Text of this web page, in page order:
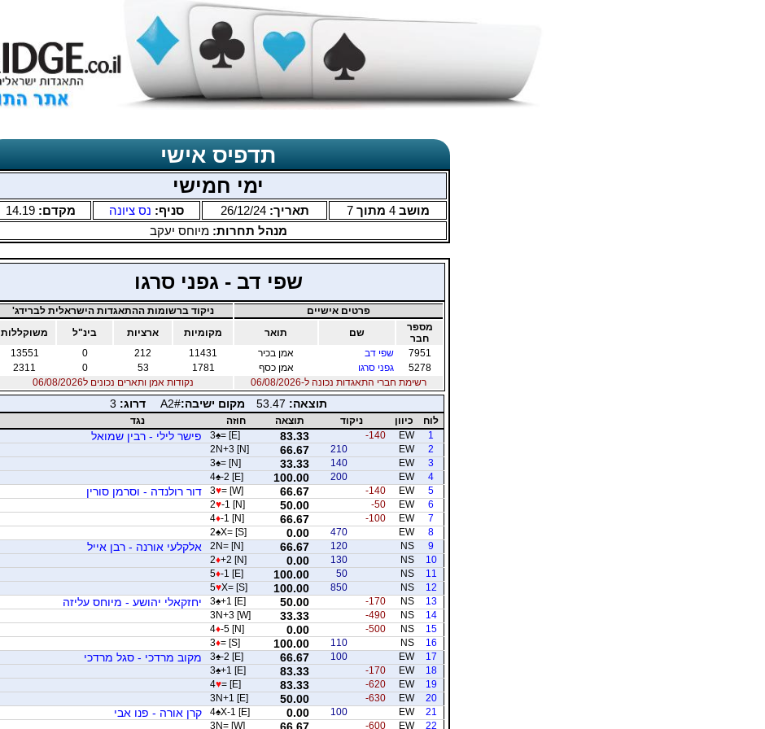
תדפיס אישי
ימי חמישי
מושב4 מתוך7 תאריך:26/12/24 סניף: נס ציונה מקדם:14.19
מנהל תחרות:מיוחס יעקב
שפי דב - גפני סרגו
פרטים אישיים
ניקוד ברשומות ההתאגדות הישראלית לברידג'
מספר
חבר
שם תואר מקומיות ארציות בינ"ל
משוקללות
7951
שפי דב אמן בכיר 11431
212
0
13551
5278
גפני סרגו אמן כסף 1781
53
0
2311
רשימת חברי התאגדות נכונה ל-06/08/2026
נקודות אמן ותארים נכונים ל06/08/2026
תוצאה: 53.47 מקום ישיבה:A2# דרוג: 3
לוח כיוון ניקוד תוצאה חוזה
נגד
1
EW
-140
83.33
3♠= [E] פישר לילי - רבין שמואל
2
EW
210
66.67
2N+3 [N]
3
EW
140
33.33
3♠= [N]
4
EW
200
100.00
4♠-2 [E]
5
EW
-140
66.67
3♥= [W] דור רולנדה - וסרמן סורין
6
EW
-50
50.00
2♥-1 [N]
7
EW
-100
66.67
4♦-1 [N]
8
EW
470
0.00
2♠X= [S]
9
NS
120
66.67
2N= [N] אלקלעי אורנה - רבן אייל
10
NS
130
0.00
2♦+2 [N]
11
NS
50
100.00
5♦-1 [E]
12
NS
850
100.00
5♥X= [S]
13
NS
-170
50.00
3♠+1 [E] יחזקאלי יהושע - מיוחס עליזה
14
NS
-490
33.33
3N+3 [W]
15
NS
-500
0.00
4♦-5 [N]
16
NS
110
100.00
3♦= [S]
17
EW
100
66.67
3♠-2 [E] מקוב מרדכי - סגל מרדכי
18
EW
-170
83.33
3♠+1 [E]
19
EW
-620
83.33
4♥= [E]
20
EW
-630
50.00
3N+1 [E]
21
EW
100
0.00
4♠X-1 [E] קרן אורה - פנו אבי
22
EW
-600
66.67
3N= [W]